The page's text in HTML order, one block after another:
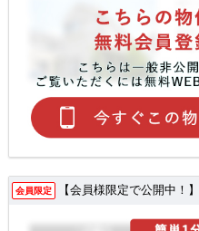
会員限定 【会員様限定で公開中！】